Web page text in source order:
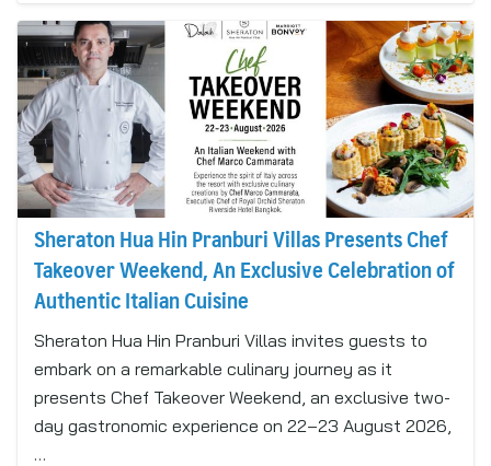
Sheraton Hua Hin Pranburi Villas Presents Chef
Takeover Weekend, An Exclusive Celebration of
Authentic Italian Cuisine
Sheraton Hua Hin Pranburi Villas invites guests to
embark on a remarkable culinary journey as it
presents Chef Takeover Weekend, an exclusive two-
day gastronomic experience on 22–23 August 2026,
…